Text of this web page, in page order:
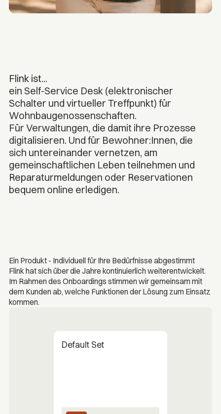
Flink ist...
ein Self-Service Desk (elektronischer
Schalter und virtueller Treffpunkt) für
Wohnbaugenossenschaften.
Für Verwaltungen, die damit ihre Prozesse
digitalisieren. Und für Bewohner:Innen, die
sich untereinander vernetzen, am
gemeinschaftlichen Leben teilnehmen und
Reparaturmeldungen oder Reservationen
bequem online erledigen.
Ein Produkt - Individuell für Ihre Bedürfnisse abgestimmt
Flink hat sich über die Jahre kontinuierlich weiterentwickelt.
Im Rahmen des Onboardings stimmen wir gemeinsam mit
dem Kunden ab, welche Funktionen der Lösung zum Einsatz
kommen.
Default Set